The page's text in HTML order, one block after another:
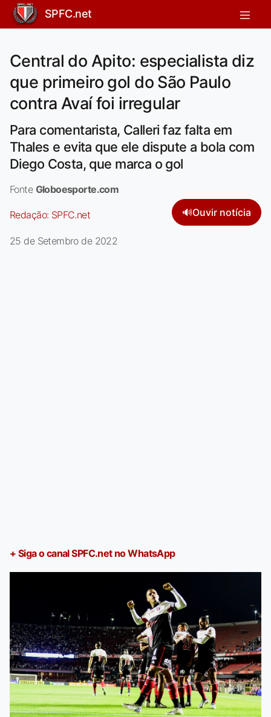
SPFC.net
Central do Apito: especialista diz
que primeiro gol do São Paulo
contra Avaí foi irregular
Para comentarista, Calleri faz falta em
Thales e evita que ele dispute a bola com
Diego Costa, que marca o gol
Fonte Globoesporte.com
Redação: SPFC.net 🔊Ouvir notícia
25 de Setembro de 2022
+ Siga o canal SPFC.net no WhatsApp